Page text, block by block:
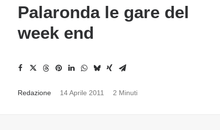
Palaronda le gare del
week end
Redazione 14 Aprile 2011 2 Minuti